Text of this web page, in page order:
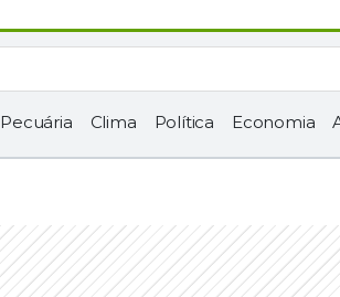
Pecuária Clima Política Economia